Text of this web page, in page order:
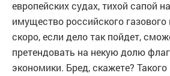
европейских судах, тихой сапой
имущество российского
скоро, если дело так пойдет,
претендовать на некую долю
экономики. Бред, скажете?